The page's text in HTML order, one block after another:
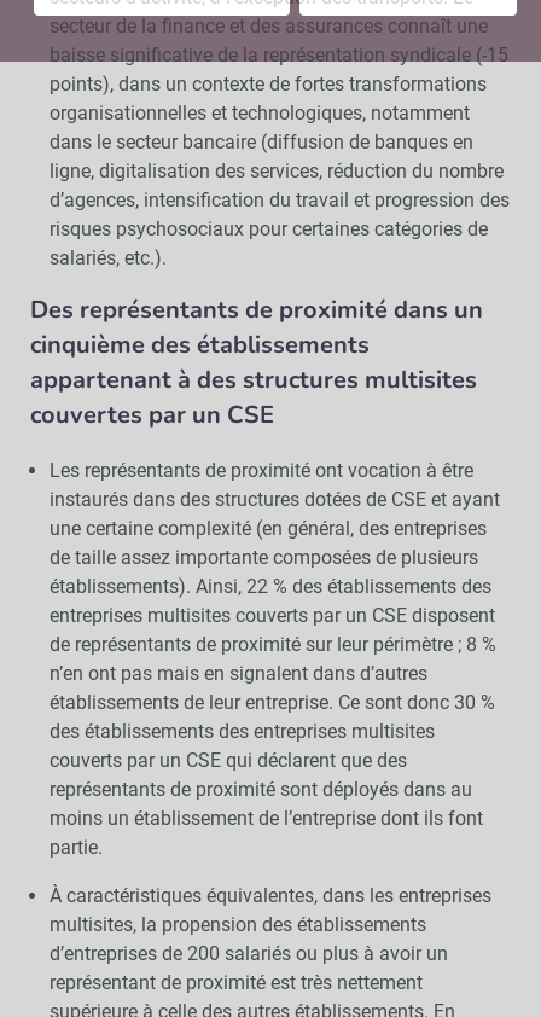
secteur de la finance et des assurances connaît une
baisse significative de la représentation syndicale (-15
points), dans un contexte de fortes transformations
organisationnelles et technologiques, notamment
dans le secteur bancaire (diffusion de banques en
ligne, digitalisation des services, réduction du nombre
d’agences, intensification du travail et progression des
risques psychosociaux pour certaines catégories de
salariés, etc.).
Des représentants de proximité dans un
cinquième des établissements
appartenant à des structures multisites
couvertes par un CSE
Les représentants de proximité ont vocation à être
instaurés dans des structures dotées de CSE et ayant
une certaine complexité (en général, des entreprises
de taille assez importante composées de plusieurs
établissements). Ainsi, 22 % des établissements des
entreprises multisites couverts par un CSE disposent
de représentants de proximité sur leur périmètre ; 8 %
n’en ont pas mais en signalent dans d’autres
établissements de leur entreprise. Ce sont donc 30 %
des établissements des entreprises multisites
couverts par un CSE qui déclarent que des
représentants de proximité sont déployés dans au
moins un établissement de l’entreprise dont ils font
partie.
À caractéristiques équivalentes, dans les entreprises
multisites, la propension des établissements
d’entreprises de 200 salariés ou plus à avoir un
représentant de proximité est très nettement
supérieure à celle des autres établissements. En